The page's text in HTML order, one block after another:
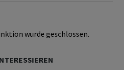
wurde geschlossen.